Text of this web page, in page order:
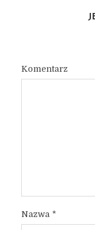
Komentarz
Nazwa *